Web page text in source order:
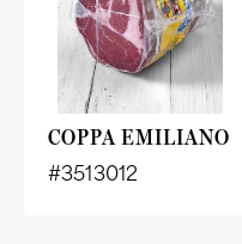
COPPA EMILIANO
#3513012